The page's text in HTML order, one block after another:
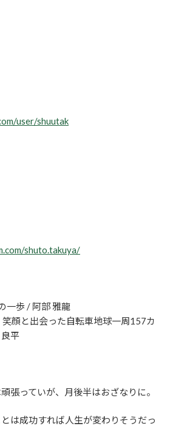
user/shuutak
shuto.takuya/
歩 / 阿部 雅龍
顔と出会った自転車地球一周157カ
平
張っていが、月後半はおざなりに。
は成功すれば人生が変わりそうだっ